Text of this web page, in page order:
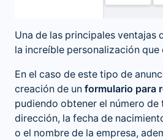
Una de las principales ventajas
la increíble personalización que
En el caso de este tipo de
creación de un formulario para
pudiendo obtener el número
dirección, la fecha de
o el nombre de la empresa,